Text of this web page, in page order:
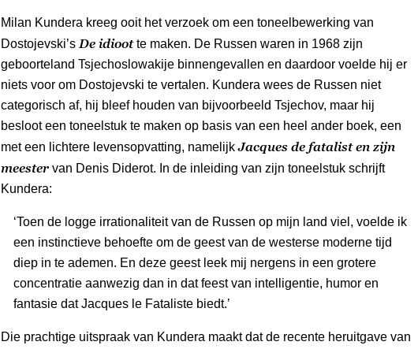
Milan Kundera kreeg ooit het verzoek om een toneelbewerking van
Dostojevski’s De idiootte maken. De Russen waren in 1968 zijn
geboorteland Tsjechoslowakije binnengevallen en daardoor voelde hij er
niets voor om Dostojevski te vertalen. Kundera wees de Russen niet
categorisch af, hij bleef houden van bijvoorbeeld Tsjechov, maar hij
besloot een toneelstuk te maken op basis van een heel ander boek, een
met een lichtere levensopvatting, namelijkJacques de fatalist en zijn
meester van Denis Diderot. In de inleiding van zijn toneelstuk schrijft
Kundera:
‘Toen de logge irrationaliteit van de Russen op mijn land viel, voelde ik
een instinctieve behoefte om de geest van de westerse moderne tijd
diep in te ademen. En deze geest leek mij nergens in een grotere
concentratie aanwezig dan in dat feest van intelligentie, humor en
fantasie datJacques le Fataliste biedt.’
Die prachtige uitspraak van Kundera maakt dat de recente heruitgave van